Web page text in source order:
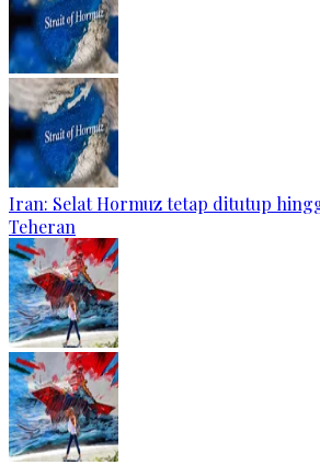
Iran: Selat Hormuz tetap ditutup
Teheran